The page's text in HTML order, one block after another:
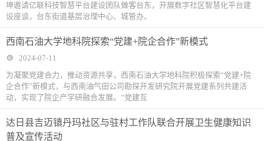
坤邀请亿联科技智慧平台建设团队做客台东，开展数字社区智慧化平台建
设座谈，台东街道基层治理中心、城管办、
西南石油大学地科院探索“党建+院企合作”新模式
2024-07-11
为凝聚党建合力，推动资源共享，西南石油大学地科院积极探索“党建+院
企合作”新模式，与西南油气田公司勘探开发研究院开展党建系列共建活
动，实现了院企产学研融合发展。“党建互
达日县吉迈镇丹玛社区与驻村工作队联合开展卫生健康知识
普及宣传活动